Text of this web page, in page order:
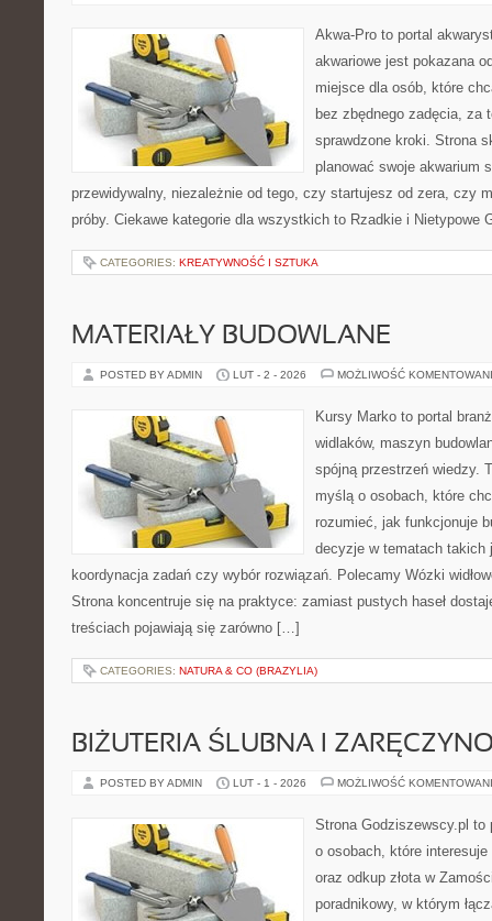
Akwa-Pro to portal
akwariowe jest pokazana
miejsce dla osób, które
bez zbędnego zadęcia, za
sprawdzone kroki. Strona
planować swoje akwarium
przewidywalny, niezależnie od tego, czy startujesz od zera, czy
próby. Ciekawe kategorie dla wszystkich to Rzadkie i Nietypowe
CATEGORIES: KREATYWNOŚĆ I SZTUKA
MATERIAŁY BUDOWLANE
POSTED BY ADMIN LUT - 2 - 2026 MOŻLIWOŚĆ
Kursy Marko to portal
widlaków, maszyn
spójną przestrzeń wiedzy.
myślą o osobach, które
rozumieć, jak funkcjonuje
decyzje w tematach takich
koordynacja zadań czy wybór rozwiązań. Polecamy Wózki
Strona koncentruje się na praktyce: zamiast pustych haseł
treściach pojawiają się zarówno […]
CATEGORIES: NATURA & CO (BRAZYLIA)
BIŻUTERIA ŚLUBNA I
POSTED BY ADMIN LUT - 1 - 2026 MOŻLIWOŚĆ
Strona Godziszewscy.pl to
o osobach, które
oraz odkup złota w
poradnikowy, w którym